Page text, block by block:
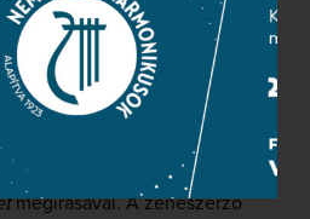
fejlődésének két eltérő fázisát
A II. szimfónia
(1801–02) csupa
és humor – a darab optimista
energikus karaktere izgalmasan
szerint a szimfónia
az úgynevezett
megírásával. A zeneszerző